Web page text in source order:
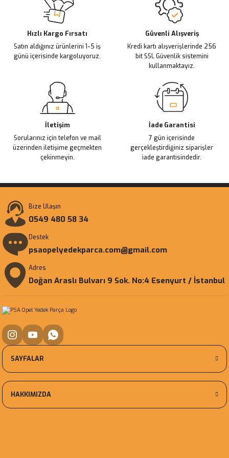
Ürün açıklamasında eksik bilgiler bulunuyor.
Ürün bilgilerinde hatalar bulunuyor.
Ürün fiyatı diğer sitelerden daha pahalı.
Bu ürüne benzer farklı alternatifler olmalı.
Hızlı Kargo Fırsatı
Satın aldığınız ürünlerini 1-5 iş
günü içerisinde kargoluyoruz.
Güvenli Alışveriş
Kredi kartı alışverişlerinde 256
bit SSL Güvenlik sistemini
kullanmaktayız.
İletişim
Sorularınız için telefon ve mail
üzerinden iletişime geçmekten
çekinmeyin.
İade Garantisi
7 gün içerisinde
gerçekleştirdiğiniz siparişler
iade garantisindedir.
Bize Ulaşın
0549 480 58 34
Destek
psaopelyedekparca.com@gmail.com
Adres
Doğan Araslı Bulvarı 9 Sok. No:4 Esenyurt / İstanbul
SAYFALAR
HAKKIMIZDA